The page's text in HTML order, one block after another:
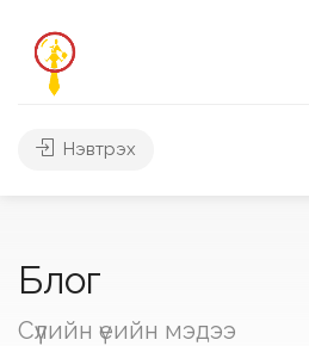
Нэвтрэх
Блог
Сүүлийн үеийн мэдээ